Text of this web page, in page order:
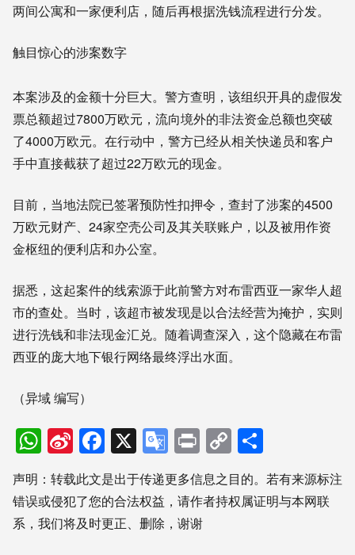
两间公寓和一家便利店，随后再根据洗钱流程进行分发。
触目惊心的涉案数字
本案涉及的金额十分巨大。警方查明，该组织开具的虚假发
票总额超过7800万欧元，流向境外的非法资金总额也突破
了4000万欧元。在行动中，警方已经从相关快递员和客户
手中直接截获了超过22万欧元的现金。
目前，当地法院已签署预防性扣押令，查封了涉案的4500
万欧元财产、24家空壳公司及其关联账户，以及被用作资
金枢纽的便利店和办公室。
据悉，这起案件的线索源于此前警方对布雷西亚一家华人超
市的查处。当时，该超市被发现是以合法经营为掩护，实则
进行洗钱和非法现金汇兑。随着调查深入，这个隐藏在布雷
西亚的庞大地下银行网络最终浮出水面。
（异域 编写）
WhatsApp
Sina
Weibo
Facebook
X Google
Translate
PrintCopy
Link享
声明：转载此文是出于传递更多信息之目的。若有来源标注
错误或侵犯了您的合法权益，请作者持权属证明与本网联
系，我们将及时更正、删除，谢谢